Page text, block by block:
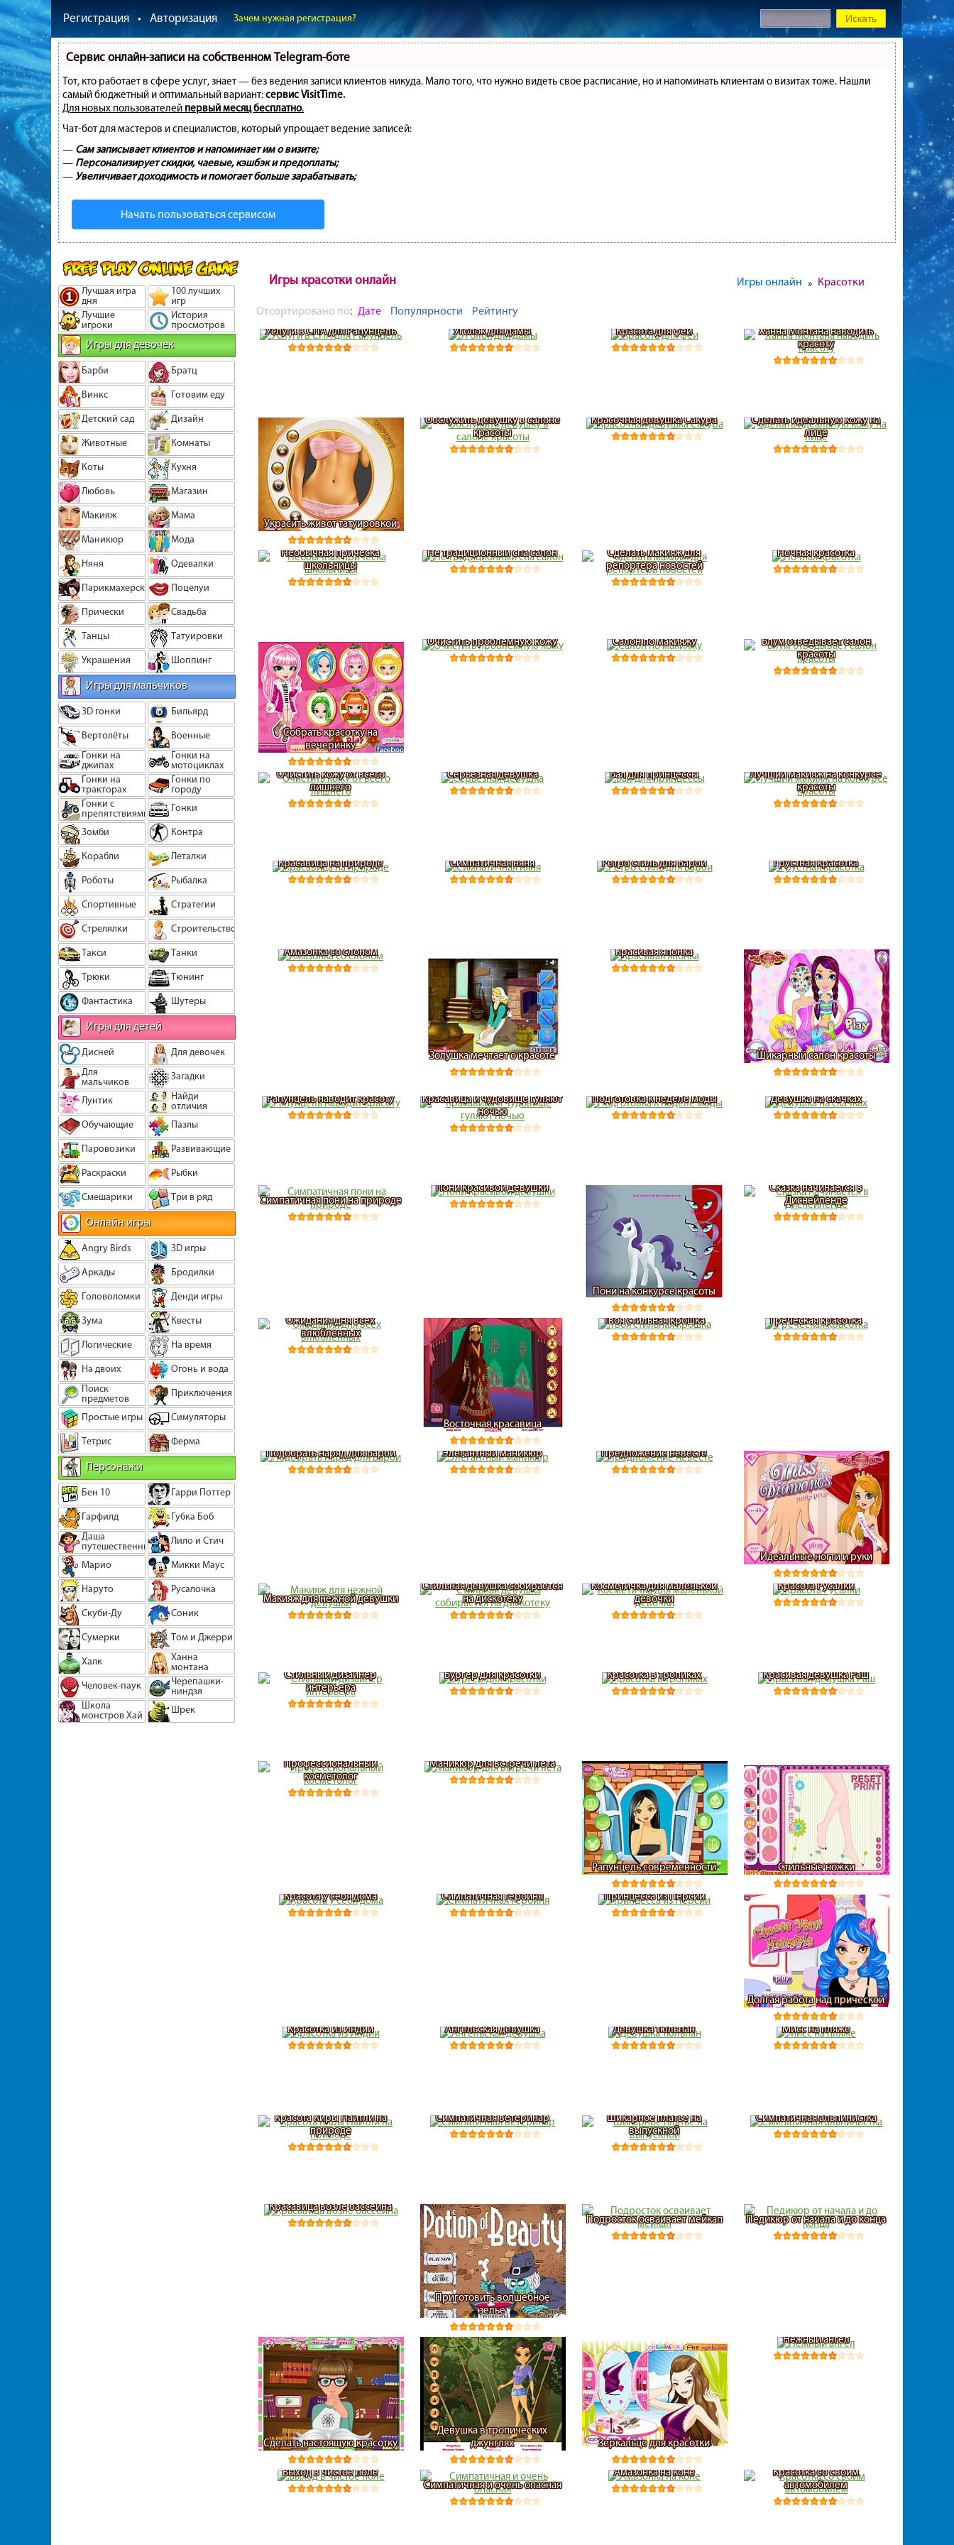
Регистрация • Авторизация Зачем нужная регистрация?
Сервис онлайн-записи на собственном Telegram-боте
Тот, кто работает в сфере услуг, знает — без ведения записи клиентов никуда. Мало того, что нужно видеть свое расписание, но и напоминать клиентам о визитах тоже. Нашли
самый бюджетный и оптимальный вариант:сервис VisitTime.
Для новых пользователей первый месяц бесплатно.
Чат-бот для мастеров и специалистов, который упрощает ведение записей:
— Сам записывает клиентов и напоминает им о визите;
— Персонализирует скидки, чаевые, кэшбэк и предоплаты;
—Увеличивает доходимость и помогает больше зарабатывать;
Начать пользоваться сервисом
Лучшая игра
дня
100 лучших
игр
Лучшие
игроки
История
просмотров
Игры для девочек
Барби
Братц
Винкс
Готовим еду
Детский сад
Дизайн
Животные
Комнаты
Коты
Кухня
Любовь
Магазин
Макияж
Мама
Маникюр
Мода
Няня
Одевалки
Парикмахерская
Поцелуи
Прически
Свадьба
Танцы
Татуировки
Украшения
Шоппинг
Игры для мальчиков
3D гонки
Бильярд
Вертолёты
Военные
Гонки на
джипах
Гонки на
мотоциклах
Гонки на
тракторах
Гонки по
городу
Гонки с
препятствиями
Гонки
Зомби
Контра
Корабли
Леталки
Роботы
Рыбалка
Спортивные
Стратегии
Стрелялки
Строительство
Такси
Танки
Трюки
Тюнинг
Фантастика
Шутеры
Игры для детей
Дисней
Для девочек
Для
мальчиков
Загадки
Лунтик
Найди
отличия
Обучающие
Пазлы
Паровозики
Развивающие
Раскраски
Рыбки
Смешарики
Три в ряд
Онлайн игры
Angry Birds
3D игры
Аркады
Бродилки
Головоломки
Денди игры
Зума
Квесты
Логические
На время
На двоих
Огонь и вода
Поиск
предметов
Приключения
Простые игры
Симуляторы
Тетрис
Ферма
Персонажи
Бен 10
Гарри Поттер
Гарфилд
Губка Боб
Даша
путешественница
Лило и Стич
Марио
Микки Маус
Наруто
Русалочка
Скуби-Ду
Соник
Сумерки
Том и Джерри
Халк
Ханна
монтана
Человек-паук
Черепашки-
ниндзя
Школа
монстров Хай
Шрек
Игры красотки онлайн Игры онлайн » Красотки
Отсортировано по: Дате Популярности Рейтингу
Услуги в СПА для Рапунцель Уголок для дамы Красота для феи
Ханна Монтана наводить
красоту
Украсить живот татуировкой
Обслужить девушку в салоне
красоты
Красочная девушка Сакура
Сделать идеальную кожу на
лице
Необычная прическа
школьницы
Не традиционный спа салон
Сделать макияж для
репортера новостей
Ночная красотка
Собрать красотку на
вечеринку
Очистить проблемную кожу Салон по макияжу
Блум отведывает салон
красоты
Очистить кожу от всего
лишнего
Серьезная девушка Бал для принцессы
Лучший макияж на конкурсе
красоты
Красавица на природе Симпатичная няня Ретро стиль для Барби Грустная красотка
Амазонка со слоном
Золушка мечтает о красоте
Красивая японка
Шикарный салон красоты
Рапунцель наводит красоту
Красавица и чудовище гуляют
ночью
Подготовка к неделе моды Девушка на скачках
Симпатичная пони на природе
Пони красивой девушки
Пони на конкурсе красоты
Сказка начинается в
Диснейленде
Ожидания дня всех
влюбленных
Восточная красавица
Твоя стильная крошка Греческая красотка
Подобрать наряд для Барби Элегантный маникюр Предложение невесте
Идеальные ногти и руки
Макияж для нежной девушки
Стильная девушка собирается
на дискотеку
Косметичка для маленькой
девочки
Красота Русалки
Стильный дизайнер
интерьера
Бургер для красотки Красотка в тропиках Красивая девушка Раш
Профессиональный
косметолог
Маникюр для встречи лета
Рапунцель современности Стильные ножки
Красота у себя дома Симпатичная героиня Принцесса из Персии
Долгая работа над прической
Красотка из Индии Ангельская девушка Девушка тюльпан Мисс на пляже
Красота Киры Найтли на
природе
Симпатичная ветеринар
Шикарное платье на
выпускной
Симпатичная альпинистка
Красавица возле бассейна
Приготовить волшебное
зелье
Подросток осваивает мейкап Педикюр от начала и до конца
Сделать настоящую красотку
Девушка в тропических
джунглях
Зеркальце для красотки
Нежный ангел
Выход в чистое поле
Симпатичная и очень опасная
Амазонка на коне
Красотка со своим
автомобилем